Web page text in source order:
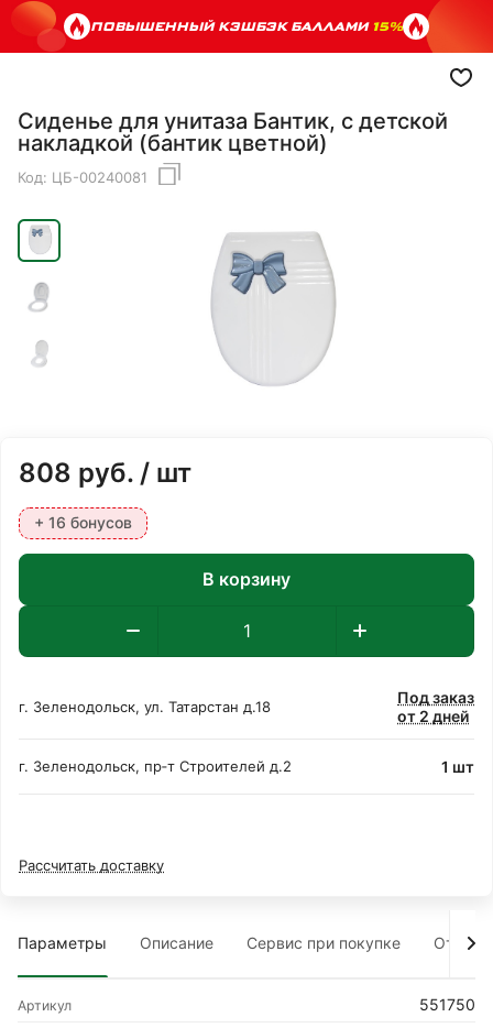
ПОВЫШЕННЫЙ КЭШБЭК БАЛЛАМИ15%
Сиденье для унитаза Бантик, с детской
накладкой (бантик цветной)
Код: ЦБ-00240081
808 руб. / шт
+ 16 бонусов
В корзину
г. Зеленодольск, ул. Татарстан д.18
Под заказ
от 2 дней
г. Зеленодольск, пр‑т Строителей д.2 1 шт
Рассчитать доставку
Параметры Описание Сервис при покупке Отзывы
Артикул 551750